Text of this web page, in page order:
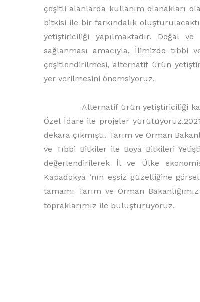
çeşitli alanlarda kullanım olanakları
bitkisi ile bir farkındalık
yetiştiriciliği yapılmaktadır. Doğal
sağlanması amacıyla, İlimizde tıbbi
çeşitlendirilmesi, alternatif ürün
yer verilmesini önemsiyoruz.
Alternatif ürün yetiştiriciliği
Özel İdare ile projeler yürütüyoruz.2021
dekara çıkmıştı. Tarım ve Orman
ve Tıbbi Bitkiler ile Boya Bitkileri
değerlendirilerek İl ve Ülke
Kapadokya ‘nın eşsiz güzelliğine
tamamı Tarım ve Orman
topraklarımız ile buluşturuyoruz.